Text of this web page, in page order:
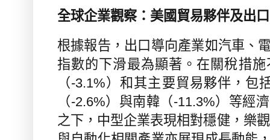
全球企業觀察：美國貿易夥伴及出
根據報告，出口導向產業如汽車、
指數的下滑最為顯著。在關稅措
（-3.1%）和其主要貿易夥伴，包
（-2.6%）與南韓（-11.3%）等經
之下，中型企業表現相對穩健，樂